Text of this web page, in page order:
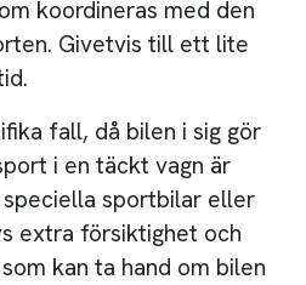
koordineras med den
Givetvis till ett lite
fall, då bilen i sig gör
i en täckt vagn är
sportbilar eller
extra försiktighet och
kan ta hand om bilen